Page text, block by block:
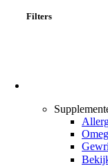
Filters